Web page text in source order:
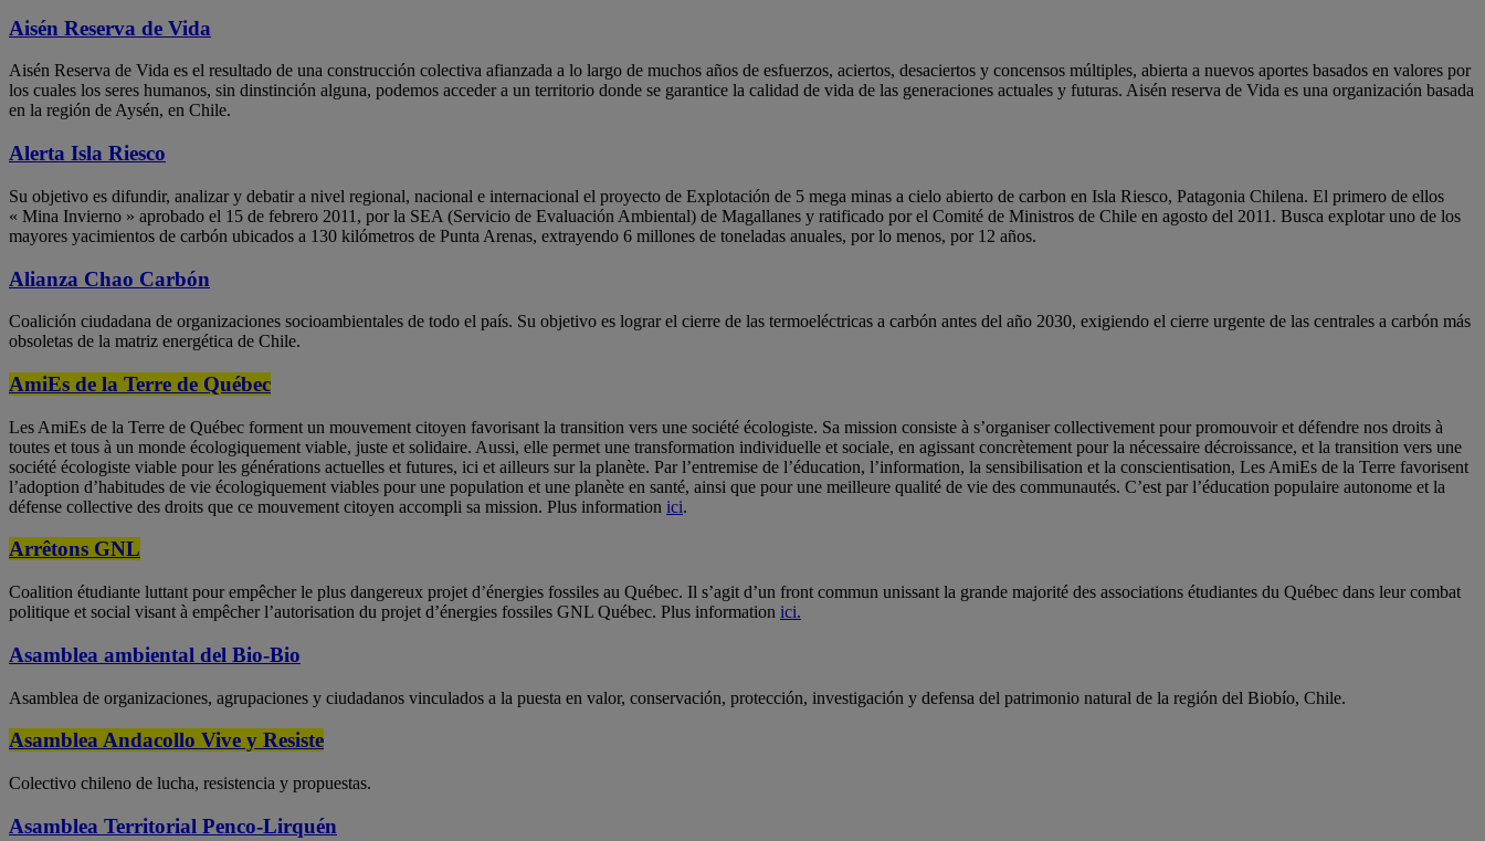
Aisén Reserva de Vida
Aisén Reserva de Vida es el resultado de una construcción colectiva afianzada a lo largo de muchos años de esfuerzos, aciertos, desaciertos y concensos múltiples, abierta a nuevos aportes basados en valores por
los cuales los seres humanos, sin dinstinción alguna, podemos acceder a un territorio donde se garantice la calidad de vida de las generaciones actuales y futuras. Aisén reserva de Vida es una organización basada
en la región de Aysén, en Chile.
Alerta Isla Riesco
Su objetivo es difundir, analizar y debatir a nivel regional, nacional e internacional el proyecto de Explotación de 5 mega minas a cielo abierto de carbon en Isla Riesco, Patagonia Chilena. El primero de ellos
« Mina Invierno » aprobado el 15 de febrero 2011, por la SEA (Servicio de Evaluación Ambiental) de Magallanes y ratificado por el Comité de Ministros de Chile en agosto del 2011. Busca explotar uno de los
mayores yacimientos de carbón ubicados a 130 kilómetros de Punta Arenas, extrayendo 6 millones de toneladas anuales, por lo menos, por 12 años.
Alianza Chao Carbón
Coalición ciudadana de organizaciones socioambientales de todo el país. Su objetivo es lograr el cierre de las termoeléctricas a carbón antes del año 2030, exigiendo el cierre urgente de las centrales a carbón más
obsoletas de la matriz energética de Chile.
AmiEs de la Terre de Québec
Les AmiEs de la Terre de Québec forment un mouvement citoyen favorisant la transition vers une société écologiste. Sa mission consiste à s’organiser collectivement pour promouvoir et défendre nos droits à
toutes et tous à un monde écologiquement viable, juste et solidaire. Aussi, elle permet une transformation individuelle et sociale, en agissant concrètement pour la nécessaire décroissance, et la transition vers une
société écologiste viable pour les générations actuelles et futures, ici et ailleurs sur la planète. Par l’entremise de l’éducation, l’information, la sensibilisation et la conscientisation, Les AmiEs de la Terre favorisent
l’adoption d’habitudes de vie écologiquement viables pour une population et une planète en santé, ainsi que pour une meilleure qualité de vie des communautés. C’est par l’éducation populaire autonome et la
défense collective des droits que ce mouvement citoyen accompli sa mission. Plus information ici.
Arrêtons GNL
Coalition étudiante luttant pour empêcher le plus dangereux projet d’énergies fossiles au Québec. Il s’agit d’un front commun unissant la grande majorité des associations étudiantes du Québec dans leur combat
politique et social visant à empêcher l’autorisation du projet d’énergies fossiles GNL Québec. Plus information ici.
Asamblea ambiental del Bio-Bio
Asamblea de organizaciones, agrupaciones y ciudadanos vinculados a la puesta en valor, conservación, protección, investigación y defensa del patrimonio natural de la región del Biobío, Chile.
Asamblea Andacollo Vive y Resiste
Colectivo chileno de lucha, resistencia y propuestas.
Asamblea Territorial Penco-Lirquén